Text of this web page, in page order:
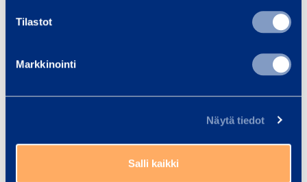
Tilastot
Markkinointi
Näytä tiedot
Salli kaikki